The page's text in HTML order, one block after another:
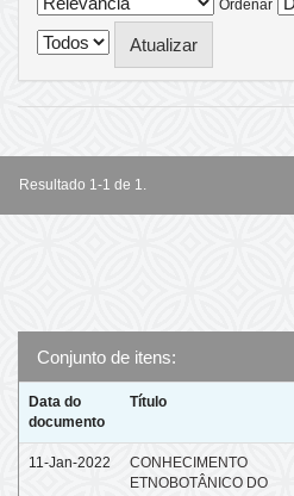
Ordenar
Resultado 1-1 de 1.
Conjunto de itens:
Data do
documento
Título
11-Jan-2022
CONHECIMENTO
ETNOBOTÂNICO DO